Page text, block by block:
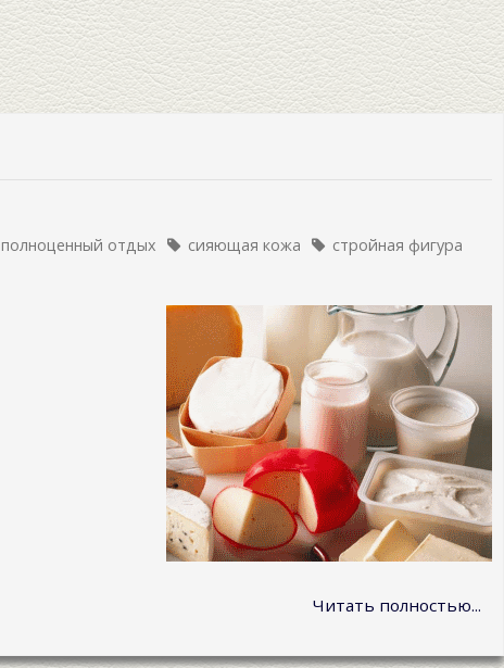
полноценный отдых сияющая кожа
стройная фигура
Читать полностью...